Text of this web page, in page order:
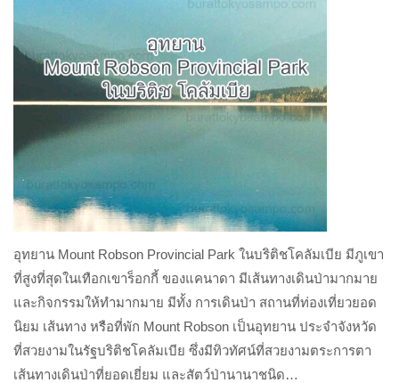
อุทยาน Mount Robson Provincial Park ในบริติชโคลัมเบีย มีภูเขา
ที่สูงที่สุดในเทือกเขาร็อกกี้ ของแคนาดา มีเส้นทางเดินป่ามากมาย
และกิจกรรมให้ทำมากมาย มีทั้ง การเดินป่า สถานที่ท่องเที่ยวยอด
นิยม เส้นทาง หรือที่พัก Mount Robson เป็นอุทยาน ประจำจังหวัด
ที่สวยงามในรัฐบริติชโคลัมเบีย ซึ่งมีทิวทัศน์ที่สวยงามตระการตา
เส้นทางเดินป่าที่ยอดเยี่ยม และสัตว์ป่านานาชนิด…